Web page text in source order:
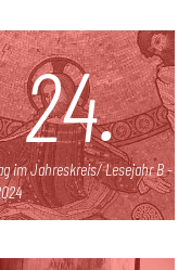
24.
im Jahreskreis/ Lesejahr B -